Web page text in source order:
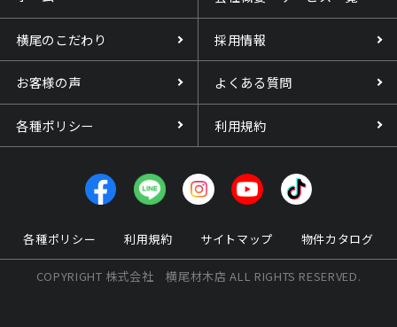
横尾のこだわり 採用情報
お客様の声 よくある質問
各種ポリシー 利用規約
各種ポリシー 利用規約 サイトマップ 物件カタログ
COPYRIGHT 株式会社 横尾材木店 ALL RIGHTS RESERVED.